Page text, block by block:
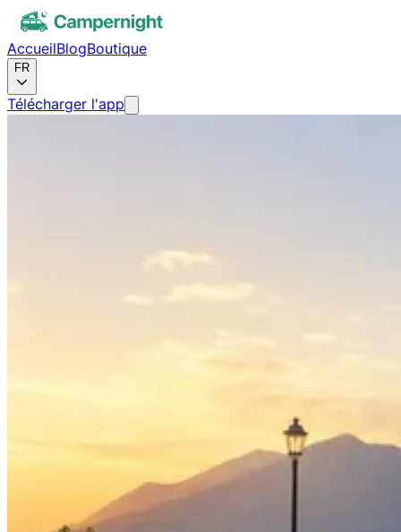
AccueilBlogBoutique
FR
Télécharger l'app